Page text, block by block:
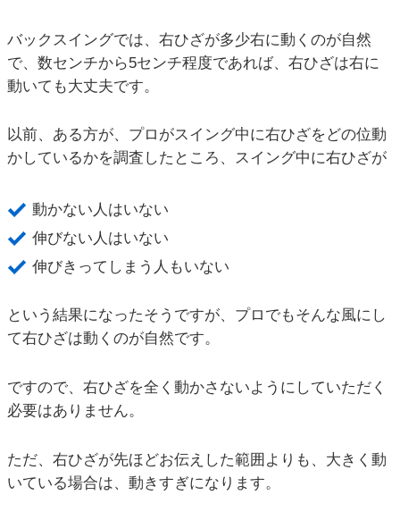
バックスイングでは、右ひざが多少右に動くのが自然
で、数センチから5センチ程度であれば、右ひざは右に
動いても大丈夫です。
以前、ある方が、プロがスイング中に右ひざをどの位動
かしているかを調査したところ、スイング中に右ひざが
動かない人はいない
伸びない人はいない
伸びきってしまう人もいない
という結果になったそうですが、プロでもそんな風にし
て右ひざは動くのが自然です。
ですので、右ひざを全く動かさないようにしていただく
必要はありません。
ただ、右ひざが先ほどお伝えした範囲よりも、大きく動
いている場合は、動きすぎになります。